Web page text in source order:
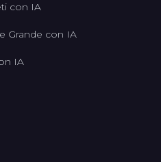
con IA
Grande con IA
IA